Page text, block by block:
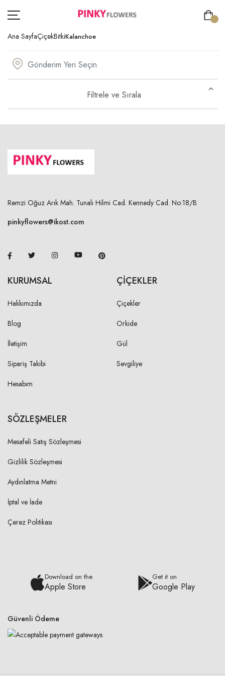
ÇİÇEK
ÖZEL GÜNLER
KİŞİYE ÖZEL
Ana SayfaÇiçekBitkiKalanchoe
Filtrele ve Sırala
Remzi Oğuz Arık Mah. Tunalı Hilmi Cad. Kennedy Cad. No:18/B
pinkyflowers@ikost.com
KURUMSAL
Hakkımızda
Blog
İletişim
Sipariş Takibi
Hesabım
ÇİÇEKLER
Çiçekler
Orkide
Gül
Sevgiliye
SÖZLEŞMELER
Mesafeli Satış Sözleşmesi
Gizlilik Sözleşmesi
Aydınlatma Metni
İptal ve İade
Çerez Politikası
Download on the
Apple Store
Get it on
Google Play
Güvenli Ödeme